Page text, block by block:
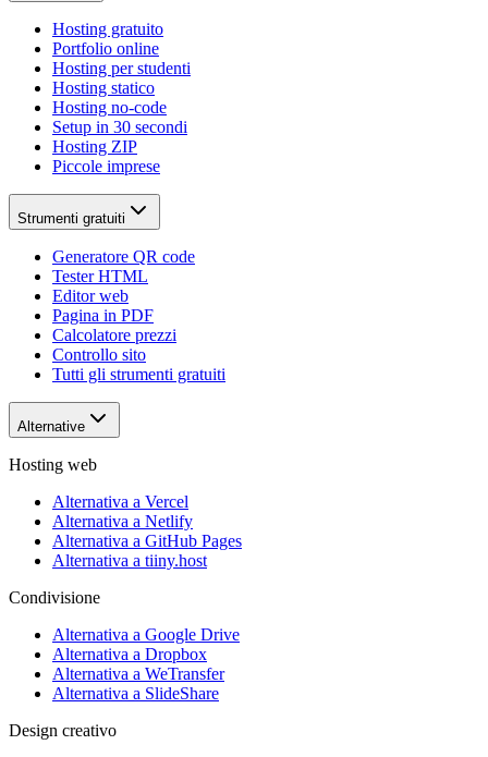
Hosting gratuito
Portfolio online
Hosting per studenti
Hosting statico
Hosting no-code
Setup in 30 secondi
Hosting ZIP
Piccole imprese
Strumenti gratuiti
Generatore QR code
Tester HTML
Editor web
Pagina in PDF
Calcolatore prezzi
Controllo sito
Tutti gli strumenti gratuiti
Alternative
Hosting web
Alternativa a Vercel
Alternativa a Netlify
Alternativa a GitHub Pages
Alternativa a tiiny.host
Condivisione
Alternativa a Google Drive
Alternativa a Dropbox
Alternativa a WeTransfer
Alternativa a SlideShare
Design creativo